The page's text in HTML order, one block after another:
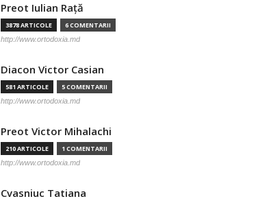
Preot Iulian Raţă
3878 ARTICOLE 6 COMENTARII
http://www.ortodoxia.md
Diacon Victor Casian
581 ARTICOLE 5 COMENTARII
http://www.ortodoxia.md
Preot Victor Mihalachi
210 ARTICOLE 1 COMENTARII
http://www.ortodoxia.md
Cvasniuc Tatiana